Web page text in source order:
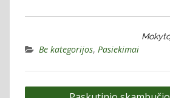
Be kategorijos, Pasiekimai
Navigacija